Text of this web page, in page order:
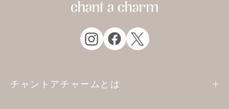
チャントアチャームとは